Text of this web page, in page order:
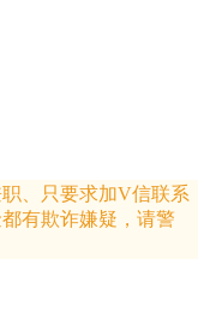
、只要求加V信联系
有欺诈嫌疑，请警